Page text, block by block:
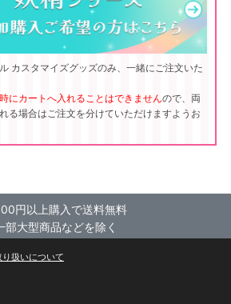
カスタマイズグッズのみ、一緒にご注文いた
にカートへ入れることはできませんので、両
る場合はご注文を分けていただけますようお
円以上購入で送料無料
部大型商品などを除く
扱いについて